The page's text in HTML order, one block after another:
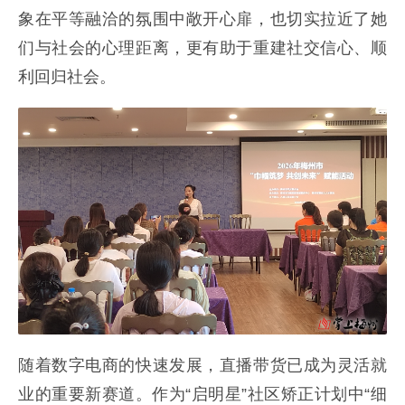
象在平等融洽的氛围中敞开心扉，也切实拉近了她
们与社会的心理距离，更有助于重建社交信心、顺
利回归社会。
随着数字电商的快速发展，直播带货已成为灵活就
业的重要新赛道。作为“启明星”社区矫正计划中“细